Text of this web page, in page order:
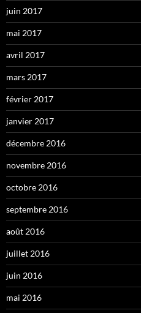
juin 2017
mai 2017
avril 2017
mars 2017
février 2017
janvier 2017
décembre 2016
novembre 2016
octobre 2016
septembre 2016
août 2016
juillet 2016
juin 2016
mai 2016